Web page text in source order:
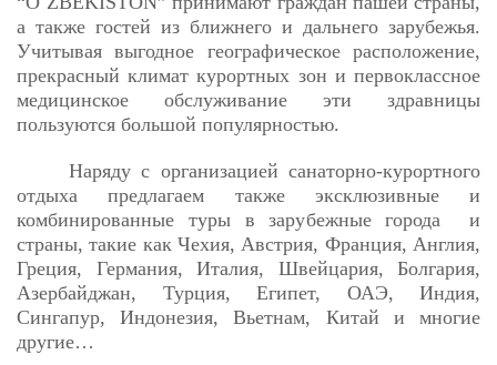
а также гостей из ближнего и дальнего зарубежья.
Учитывая выгодное географическое расположение,
прекрасный климат курортных зон и первоклассное
медицинское обслуживание эти здравницы
пользуются большой популярностью.
Наряду с организацией санаторно-курортного
отдыха предлагаем также эксклюзивные и
комбинированные туры в зарубежные города и
страны, такие как Чехия, Австрия, Франция, Англия,
Греция, Германия, Италия, Швейцария, Болгария,
Азербайджан, Турция, Египет, ОАЭ, Индия,
Сингапур, Индонезия, Вьетнам, Китай и многие
другие…